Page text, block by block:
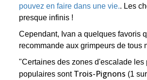
pouvez en faire dans une vie.. Les
presque infinis !
Cependant, Ivan a quelques favoris
recommande aux grimpeurs de tous
"Certaines des zones d'escalade les
populaires sont Trois-Pignons (1